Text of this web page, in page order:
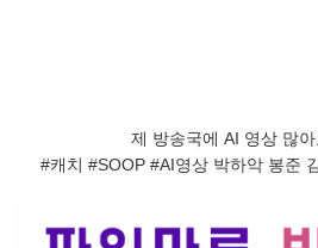
제 방송국에 AI 영상 많
#캐치 #SOOP #AI영상 박하악 봉준